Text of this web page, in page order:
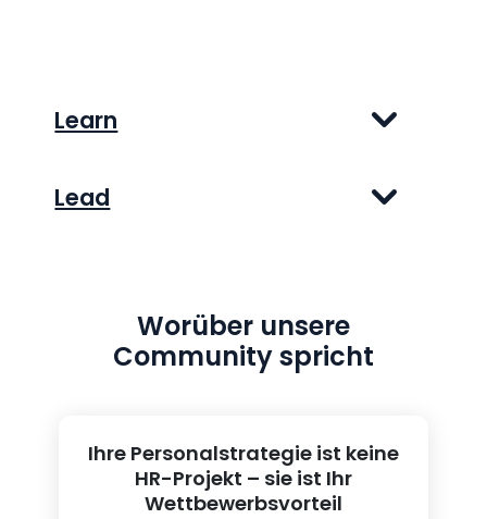
Learn
Lead
Worüber unsere
Community spricht
Ihre Personalstrategie ist keine
HR-Projekt – sie ist Ihr
Wettbewerbsvorteil